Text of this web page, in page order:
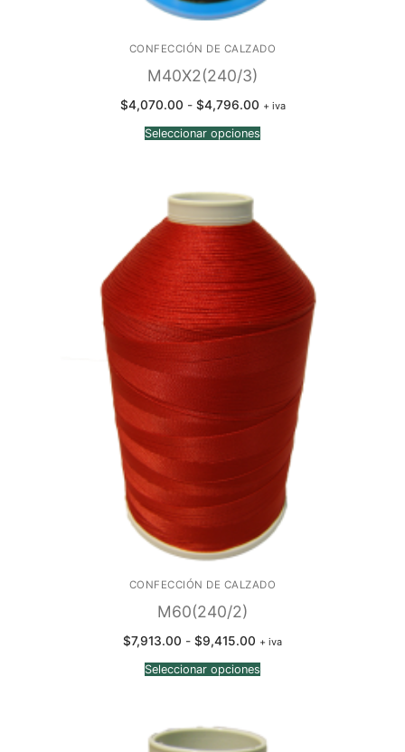
CONFECCIÓN DE CALZADO
M40X2(240/3)
$4,070.00 - $4,796.00Rango
precios:
desde
+ iva
Seleccionar opciones
CONFECCIÓN DE CALZADO
M60(240/2)
$7,913.00 - $9,415.00 Rango
precios:
desde
+ iva
Seleccionar opciones